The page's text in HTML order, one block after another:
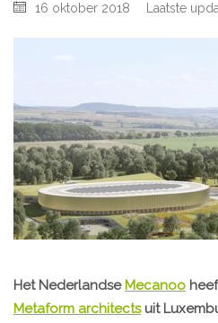
16 oktober 2018 Laatste
Het Nederlandse Mecanoo
Metaform architectsuit